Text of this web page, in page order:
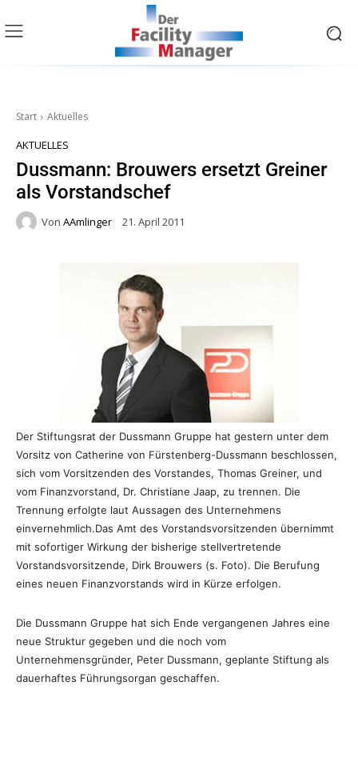
Start Aktuelles
AKTUELLES
Dussmann: Brouwers ersetzt Greiner
als Vorstandschef
Von AAmlinger 21. April 2011
Der Stiftungsrat der Dussmann Gruppe hat gestern unter dem
Vorsitz von Catherine von Fürstenberg-Dussmann beschlossen,
sich vom Vorsitzenden des Vorstandes, Thomas Greiner, und
vom Finanzvorstand, Dr. Christiane Jaap, zu trennen. Die
Trennung erfolgte laut Aussagen des Unternehmens
einvernehmlich.Das Amt des Vorstandsvorsitzenden übernimmt
mit sofortiger Wirkung der bisherige stellvertretende
Vorstandsvorsitzende, Dirk Brouwers (s. Foto). Die Berufung
eines neuen Finanzvorstands wird in Kürze erfolgen.
Die Dussmann Gruppe hat sich Ende vergangenen Jahres eine
neue Struktur gegeben und die noch vom
Unternehmensgründer, Peter Dussmann, geplante Stiftung als
dauerhaftes Führungsorgan geschaffen.